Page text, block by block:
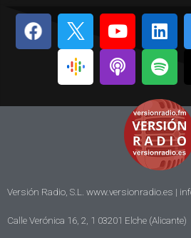
Versión Radio, S.L. www.versionradio.es |
Calle Verónica 16, 2, 1 03201 Elche (Alicante)